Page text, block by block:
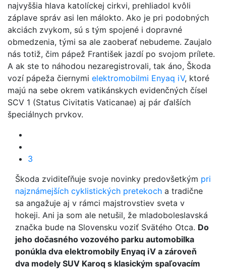
najvyššia hlava katolíckej cirkvi, prehliadol kvôli
záplave správ asi len málokto. Ako je pri podobných
akciách zvykom, sú s tým spojené i dopravné
obmedzenia, tými sa ale zaoberať nebudeme. Zaujalo
nás totiž, čim pápež František jazdí po svojom prílete.
A ak ste to náhodou nezaregistrovali, tak áno, Škoda
vozí pápeža čiernymi elektromobilmi Enyaq iV, ktoré
majú na sebe okrem vatikánskych evidenčných čísel
SCV 1 (Status Civitatis Vaticanae) aj pár ďalších
špeciálnych prvkov.
3
Škoda zviditeľňuje svoje novinky predovšetkým pri
najznámejších cyklistických pretekoch a tradične
sa angažuje aj v rámci majstrovstiev sveta v
hokeji. Ani ja som ale netušil, že mladoboleslavská
značka bude na Slovensku voziť Svätého Otca. Do
jeho dočasného vozového parku automobilka
ponúkla dva elektromobily Enyaq iV a zároveň
dva modely SUV Karoq s klasickým spaľovacím